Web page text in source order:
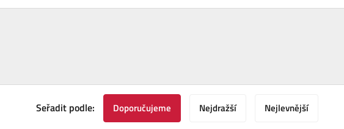
Seřadit podle: Doporučujeme Nejdražší Nejlevnější